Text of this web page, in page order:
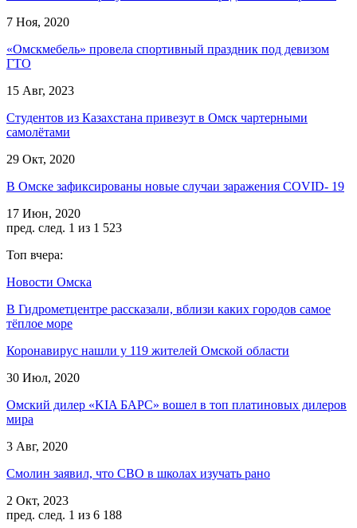
7 Ноя, 2020
«Омскмебель» провела спортивный праздник под девизом
ГТО
15 Авг, 2023
Студентов из Казахстана привезут в Омск чартерными
самолётами
29 Окт, 2020
В Омске зафиксированы новые случаи заражения COVID- 19
17 Июн, 2020
пред. след. 1 из 1 523
Топ вчера:
Новости Омска
В Гидрометцентре рассказали, вблизи каких городов самое
тёплое море
Коронавирус нашли у 119 жителей Омской области
30 Июл, 2020
Омский дилер «KIA БАРС» вошел в топ платиновых дилеров
мира
3 Авг, 2020
Смолин заявил, что СВО в школах изучать рано
2 Окт, 2023
пред. след. 1 из 6 188